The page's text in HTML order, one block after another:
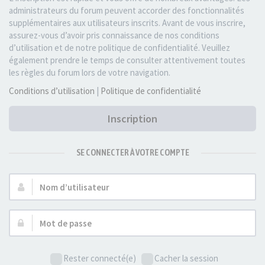
administrateurs du forum peuvent accorder des fonctionnalités
supplémentaires aux utilisateurs inscrits. Avant de vous inscrire,
assurez-vous d’avoir pris connaissance de nos conditions
d’utilisation et de notre politique de confidentialité. Veuillez
également prendre le temps de consulter attentivement toutes
les règles du forum lors de votre navigation.
Conditions d’utilisation | Politique de confidentialité
Inscription
SE CONNECTER À VOTRE COMPTE
Nom
d’utilisateur :
Mot
de
Rester connecté(e)
Cacher la session